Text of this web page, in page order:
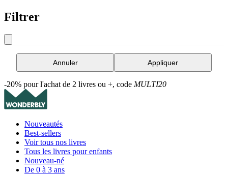
Filtrer
Annuler Appliquer
-20% pour l'achat de 2 livres ou +, code MULTI20
Nouveautés
Best-sellers
Voir tous nos livres
Tous les livres pour enfants
Nouveau-né
De 0 à 3 ans